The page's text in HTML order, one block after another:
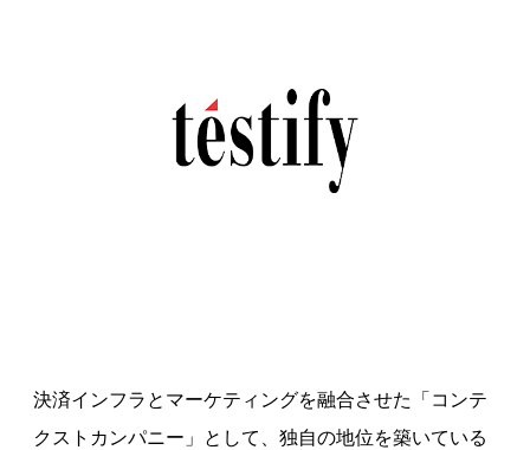
決済インフラとマーケティングを融合させた「コンテ
クストカンパニー」として、独自の地位を築いている